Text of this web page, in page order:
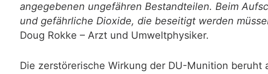
angegebenen ungefähren Bestandteilen. Beim
und gefährliche Dioxide, die beseitigt werden
Doug Rokke – Arzt und Umweltphysiker.
Die zerstörerische Wirkung der DU-Munition